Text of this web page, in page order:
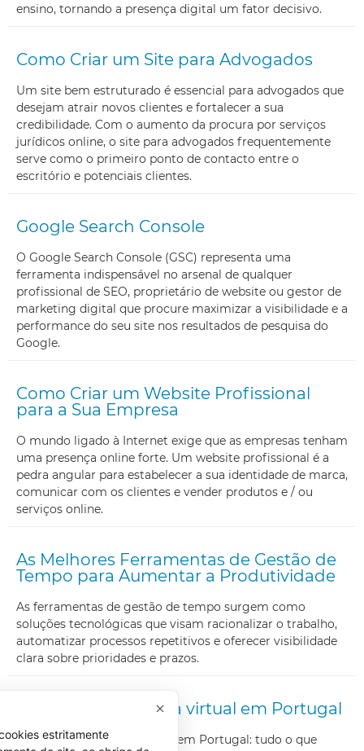
ensino, tornando a presença digital um fator decisivo.
Como Criar um Site para Advogados
Um site bem estruturado é essencial para advogados que
desejam atrair novos clientes e fortalecer a sua
credibilidade. Com o aumento da procura por serviços
jurídicos online, o site para advogados frequentemente
serve como o primeiro ponto de contacto entre o
escritório e potenciais clientes.
Google Search Console
O Google Search Console (GSC) representa uma
ferramenta indispensável no arsenal de qualquer
profissional de SEO, proprietário de website ou gestor de
marketing digital que procure maximizar a visibilidade e a
performance do seu site nos resultados de pesquisa do
Google.
Como Criar um Website Profissional
para a Sua Empresa
O mundo ligado à Internet exige que as empresas tenham
uma presença online forte. Um website profissional é a
pedra angular para estabelecer a sua identidade de marca,
comunicar com os clientes e vender produtos e / ou
serviços online.
As Melhores Ferramentas de Gestão de
Tempo para Aumentar a Produtividade
As ferramentas de gestão de tempo surgem como
soluções tecnológicas que visam racionalizar o trabalho,
automatizar processos repetitivos e oferecer visibilidade
clara sobre prioridades e prazos.
Como abrir uma loja virtual em Portugal
Como abrir uma loja virtual em Portugal: tudo o que
estritamente